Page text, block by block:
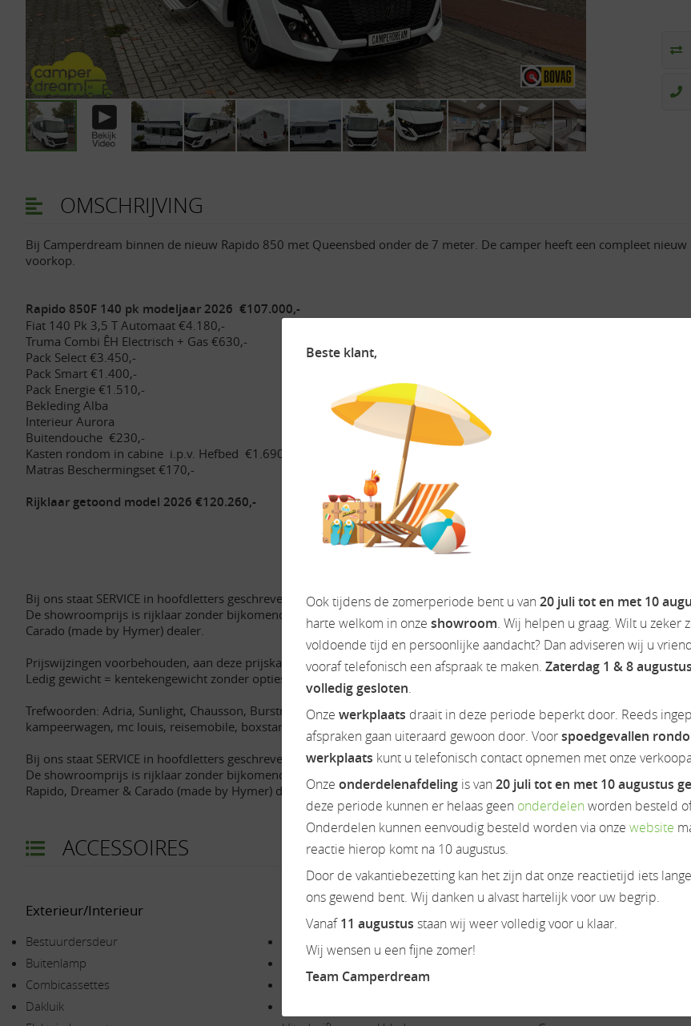
OMSCHRIJVING
Bij Camperdream binnen de nieuw Rapido 850 met Queensbed onder de 7 meter. De camper heeft een compleet
voorkop.
Rapido 850F 140 pk modeljaar 2026 €107.000,-
Fiat 140 Pk 3,5 T Automaat €4.180,-
Truma Combi ÊH Electrisch + Gas €630,-
Pack Select €3.450,-
Pack Smart €1.400,-
Pack Energie €1.510,-
Bekleding Alba
Interieur Aurora
Buitendouche €230,-
Kasten rondom in cabine i.p.v. Hefbed €1.690,-
Matras Beschermingset €170,-
Rijklaar getoond model 2026 €120.260,-
Bij ons staat SERVICE in hoofdletters geschreven.
De showroomprijs is rijklaar zonder bijkomende kosten en inclusief bovaggarantie. Zie onze website
Carado (made by Hymer) dealer.
Prijswijzingen voorbehouden, aan deze prijskaart kunnen geen rechten worden ontleend.
Ledig gewicht = kentekengewicht zonder opties en accessoires.
Trefwoorden: Adria, Sunlight, Chausson, Burstner, Possl, Buscamper, weinsberg, twin, carado, half integraal, hymer,
kampeerwagen, mc louis, reisemobile, boxstar, dethleffs, globebus, 2 win, camper, wohnmobil, euramobil, fiat,
Bij ons staat SERVICE in hoofdletters geschreven.
De showroomprijs is rijklaar zonder bijkomende kosten en inclusief bovaggarantie tenzij anders vermeld. Zie onze
Rapido, Dreamer & Carado (made by Hymer) dealer.
ACCESSOIRES
Exterieur/Interieur
Bestuurdersdeur
Buitenlamp
Combicassettes
Dakluik
Afzuigkap
Gascomfoor
Onderstel/cabine
Beste klant,
Ook tijdens de zomerperiode bent u van 20 juli tot en met 10
harte welkom in onze showroom. Wij helpen u graag. Wilt u zeker
voldoende tijd en persoonlijke aandacht? Dan adviseren wij u
vooraf telefonisch een afspraak te maken. Zaterdag 1 & 8
volledig gesloten.
Onze werkplaats draait in deze periode beperkt door. Reeds
afspraken gaan uiteraard gewoon door. Voorspoedgevallen
werkplaats kunt u telefonisch contact opnemen met onze
Onze onderdelenafdeling is van 20 juli tot en met 10 augustus
deze periode kunnen er helaas geen onderdelen worden besteld
Onderdelen kunnen eenvoudig besteld worden via onze website
reactie hierop komt na 10 augustus.
Door de vakantiebezetting kan het zijn dat onze reactietijd iets
ons gewend bent. Wij danken u alvast hartelijk voor uw begrip.
Vanaf11 augustus staan wij weer volledig voor u klaar.
Wij wensen u een fijne zomer!
Team Camperdream